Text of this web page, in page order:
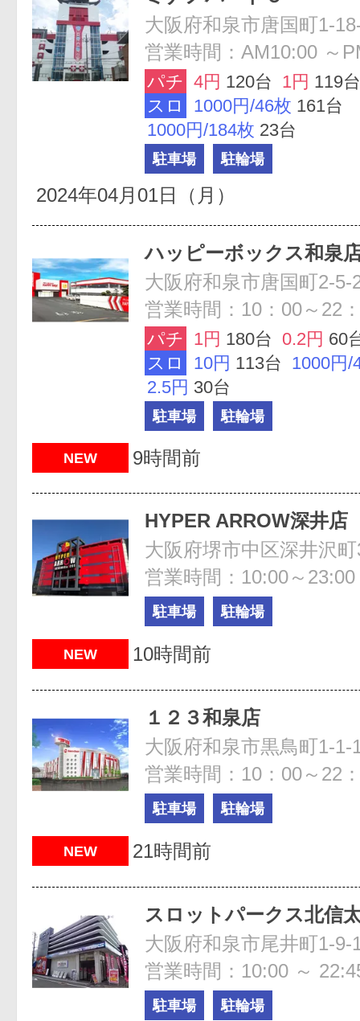
大阪府和泉市唐国町1-
営業時間：AM10:00 ～
パチ 4円 120台 1円 119台
スロ
1000円/46枚 161台
1000円/184枚 23台
駐車場 駐輪場
2024年04月01日（月）
ハッピーボックス和泉
大阪府和泉市唐国町2-5-
営業時間：10：00～22
パチ 1円 180台 0.2円 60
スロ
10円 113台 1000円/
2.5円 30台
駐車場 駐輪場
NEW 9時間前
HYPER ARROW深井店
大阪府堺市中区深井沢
営業時間：10:00～23:00
駐車場 駐輪場
NEW 10時間前
１２３和泉店
大阪府和泉市黒鳥町1-1-
営業時間：10：00～22
駐車場 駐輪場
NEW 21時間前
スロットパークス北信
大阪府和泉市尾井町1-9-
営業時間：10:00 ～
駐車場 駐輪場